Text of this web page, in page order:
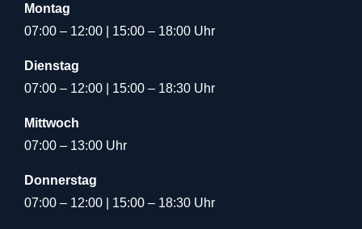
Montag
07:00 – 12:00 | 15:00 – 18:00 Uhr
Dienstag
07:00 – 12:00 | 15:00 – 18:30 Uhr
Mittwoch
07:00 – 13:00 Uhr
Donnerstag
07:00 – 12:00 | 15:00 – 18:30 Uhr